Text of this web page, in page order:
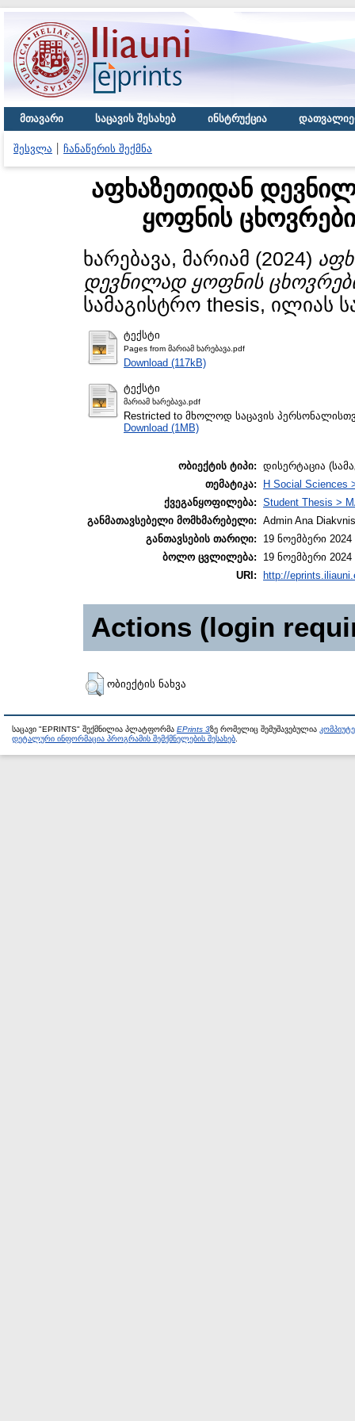
მთავარი საცავის შესახებ ინსტრუქცია
შესვლა ჩანაწერის შექმნა
აფხაზეთიდან
ყოფნის
ხარებავა, მარიამ (2024)
დევნილად ყოფნის
სამაგისტრო thesis, ილიას
ტექსტი
Pages from მარიამ ხარებავა.pdf
Download (117kB)
ტექსტი
მარიამ ხარებავა.pdf
Restricted to მხოლოდ საცავის
Download (1MB)
ობიექტის ტიპი: დისერტაცია
თემატიკა:
H Social Sciences
ქვეგანყოფილება: Student Thesis >
განმათავსებელი მომხმარებელი: Admin Ana
განთავსების თარიღი:
19 ნოემბერი 2024
ბოლო ცვლილება:
19 ნოემბერი 2024
URI:
http://
Actions (login
ობიექტის ნახვა
საცავი "EPRINTS" შექმნილია პლატფორმა EPrints 3ზე რომელიც შემუშავებულია
დეტალური ინფორმაცია პროგრამის შემქმნელების შესახებ.